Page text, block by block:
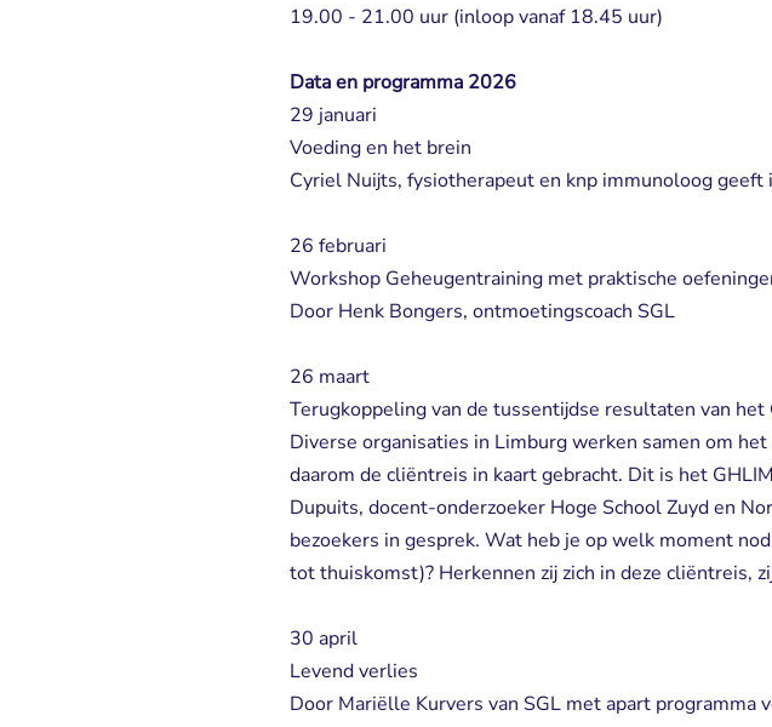
19.00 - 21.00 uur (inloop vanaf 18.45 uur)
Data en programma 2026
29 januari
Voeding en het brein
Cyriel Nuijts, fysiotherapeut en knp immunoloog geeft
26 februari
Workshop Geheugentraining met praktische
Door Henk Bongers, ontmoetingscoach SGL
26 maart
Terugkoppeling van de tussentijdse resultaten van het
Diverse organisaties in Limburg werken samen om
daarom de cliëntreis in kaart gebracht. Dit is het
Dupuits, docent-onderzoeker Hoge School Zuyd en
bezoekers in gesprek. Wat heb je op welk moment
tot thuiskomst)? Herkennen zij zich in deze cliëntreis,
30 april
Levend verlies
Door Mariëlle Kurvers van SGL met apart programma